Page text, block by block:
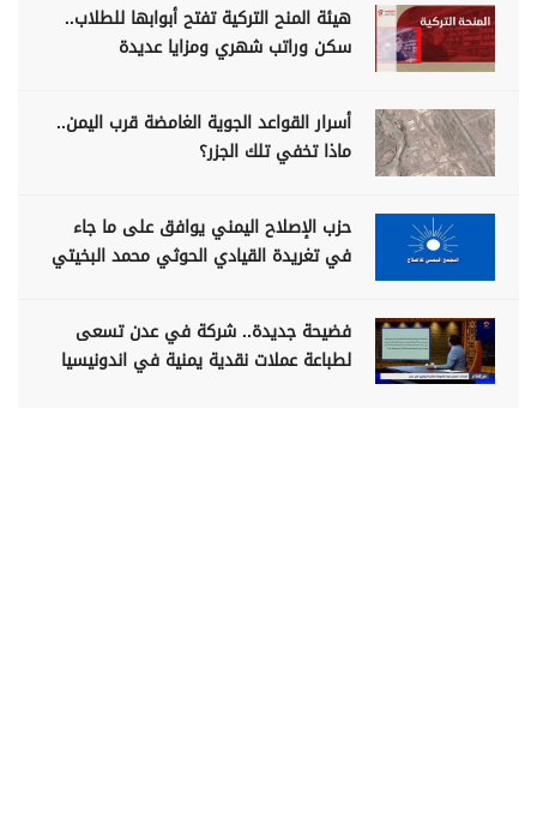
هيئة المنح التركية تفتح أبوابها للطلاب..
سكن وراتب شهري ومزايا عديدة
أسرار القواعد الجوية الغامضة قرب اليمن..
ماذا تخفي تلك الجزر؟
حزب الإصلاح اليمني يوافق على ما جاء
في تغريدة القيادي الحوثي محمد البخيتي
فضيحة جديدة.. شركة في عدن تسعى
لطباعة عملات نقدية يمنية في اندونيسيا